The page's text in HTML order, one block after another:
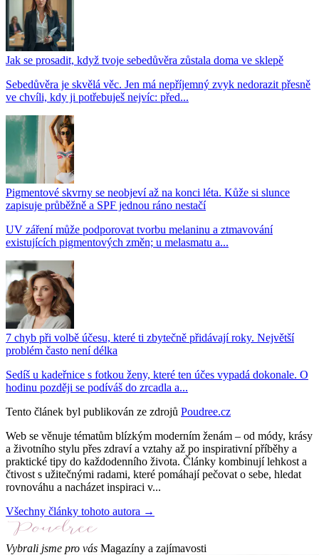
Jak se prosadit, když tvoje sebedůvěra zůstala doma ve sklepě
Sebedůvěra je skvělá věc. Jen má nepříjemný zvyk nedorazit přesně
ve chvíli, kdy ji potřebuješ nejvíc: před...
Pigmentové skvrny se neobjeví až na konci léta. Kůže si slunce
zapisuje průběžně a SPF jednou ráno nestačí
UV záření může podporovat tvorbu melaninu a ztmavování
existujících pigmentových změn; u melasmatu a...
7 chyb při volbě účesu, které ti zbytečně přidávají roky. Největší
problém často není délka
Sedíš u kadeřnice s fotkou ženy, které ten účes vypadá dokonale. O
hodinu později se podíváš do zrcadla a...
Tento článek byl publikován ze zdrojů Poudree.cz
Web se věnuje tématům blízkým moderním ženám – od módy, krásy
a životního stylu přes zdraví a vztahy až po inspirativní příběhy a
praktické tipy do každodenního života. Články kombinují lehkost a
čtivost s užitečnými radami, které pomáhají pečovat o sebe, hledat
rovnováhu a nacházet inspiraci v...
Všechny články tohoto autora →
Vybrali jsme pro vás Magazíny a zajímavosti